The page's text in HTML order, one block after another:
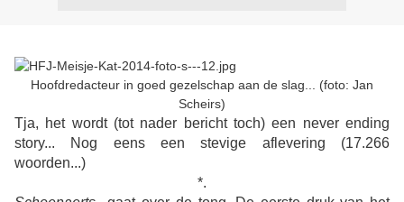
Hoofdredacteur in goed gezelschap aan de slag... (foto: Jan
Scheirs)
Tja, het wordt (tot nader bericht toch) een never ending
story... Nog eens een stevige aflevering (17.266
woorden...)
*.